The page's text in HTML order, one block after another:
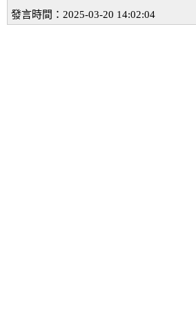
發言時間：2025-03-20 14:02:04